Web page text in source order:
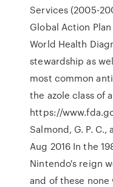
Services (2005-
Global Action
World Health
stewardship as
most common
the azole class of
https://
Salmond, G. P. C.,
Aug 2016 In the
Nintendo's reign
and of these